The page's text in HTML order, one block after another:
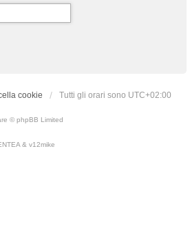
cookie Tutti gli orari sono UTC+02:00
© phpBB Limited
& v12mike